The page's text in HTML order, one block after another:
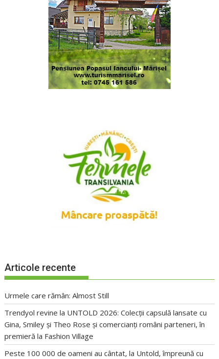
Articole recente
Urmele care rămân: Almost Still
Trendyol revine la UNTOLD 2026: Colecții capsulă lansate cu
Gina, Smiley și Theo Rose și comercianți români parteneri, în
premieră la Fashion Village
Peste 100 000 de oameni au cântat, la Untold, împreună cu